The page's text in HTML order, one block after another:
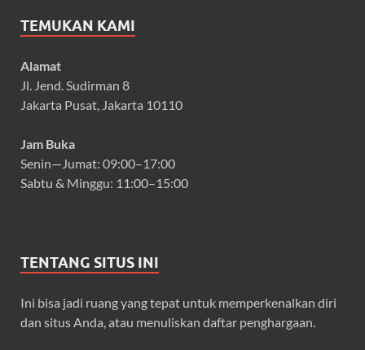
TEMUKAN KAMI
Alamat
Jl. Jend. Sudirman 8
Jakarta Pusat, Jakarta 10110
Jam Buka
Senin—Jumat: 09:00–17:00
Sabtu & Minggu: 11:00–15:00
TENTANG SITUS INI
Ini bisa jadi ruang yang tepat untuk memperkenalkan diri
dan situs Anda, atau menuliskan daftar penghargaan.